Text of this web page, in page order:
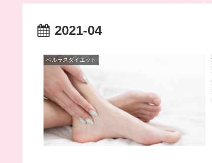
きら”＊プ
2021-04
ベルラスダイエット